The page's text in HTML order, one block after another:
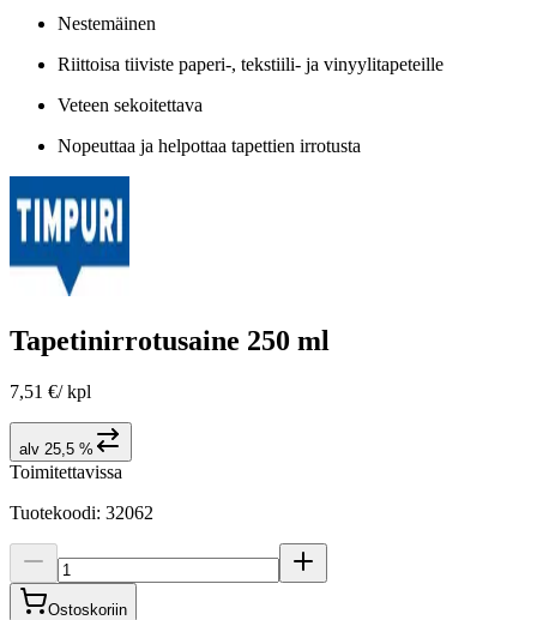
Nestemäinen
Riittoisa tiiviste paperi-, tekstiili- ja vinyylitapeteille
Veteen sekoitettava
Nopeuttaa ja helpottaa tapettien irrotusta
Tapetinirrotusaine 250 ml
7,51 €/ kpl
alv 25,5 %
Toimitettavissa
Tuotekoodi: 32062
Ostoskoriin